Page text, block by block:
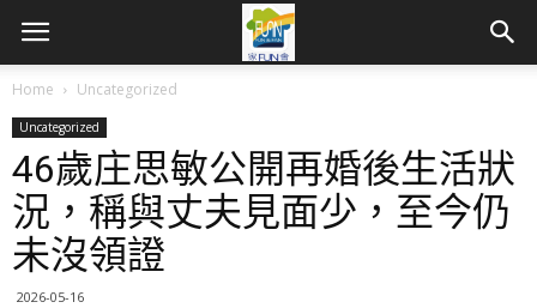
Home Uncategorized
Uncategorized
46歲庄思敏公開再婚後生活狀
況，稱與丈夫見面少，至今仍
未沒領證
2026-05-16